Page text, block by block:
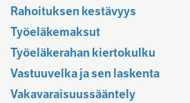
Rahoituksen kestävyys
Työeläkemaksut
Työeläkerahan kiertokulku
Vastuuvelka ja sen laskenta
Vakavaraisuussääntely